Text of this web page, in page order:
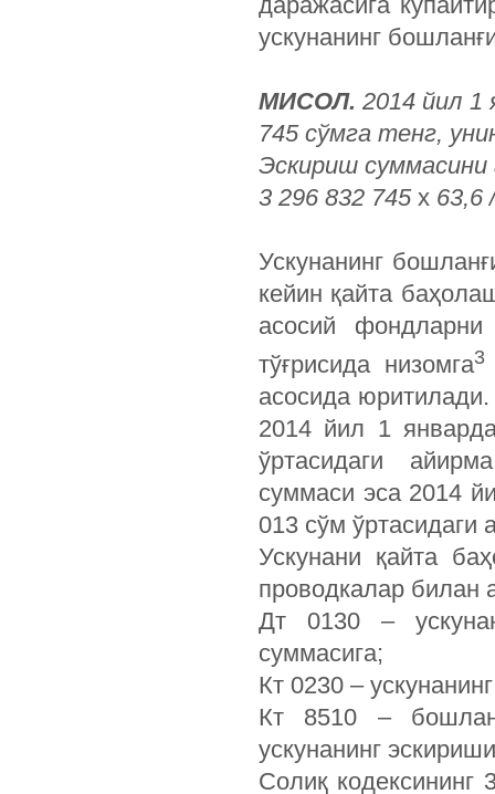
ускунанинг
МИСОЛ. 2014 йил 1
745 сўмга тенг,
Эскириш суммасини
3 296 832 745 х 63,6
Ускунанинг
кейин қайта
асосий
тўғрисида низомга3
асосида
2014 йил 1
ўртасидаги
суммаси эса 2014
013 сўм ўртасидаги
Ускунани қайта
проводкалар билан
Дт 0130 –
суммасига;
Кт 0230 –
Кт 8510 –
ускунанинг
Солиқ кодексининг